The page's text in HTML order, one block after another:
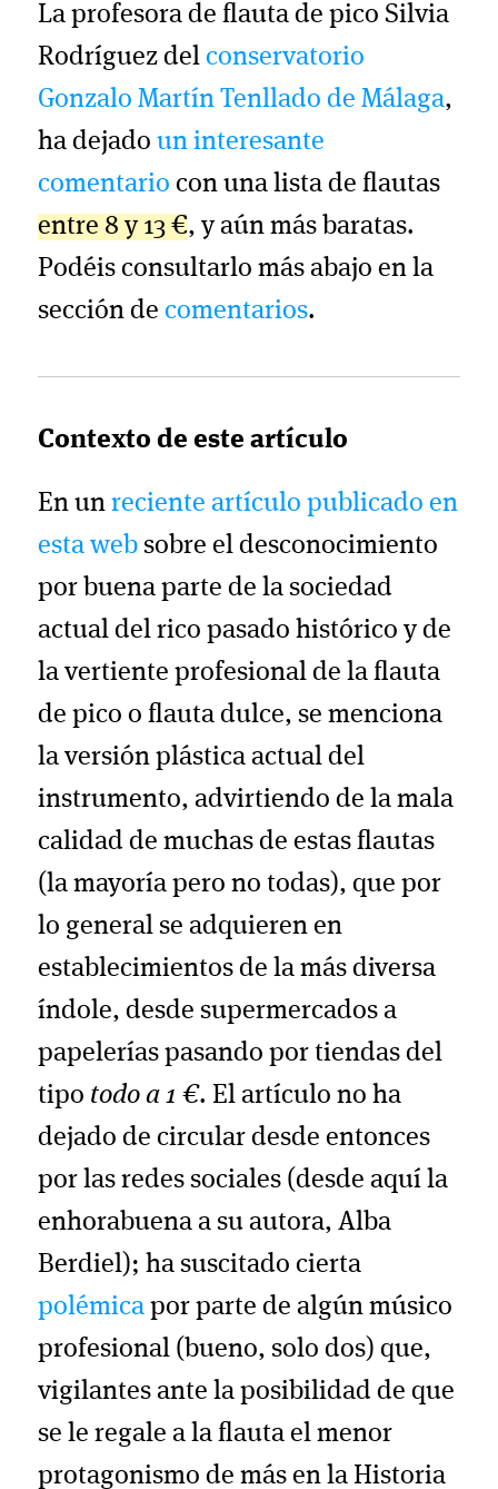
La profesora de flauta de pico Silvia
Rodríguez delconservatorio
Gonzalo Martín Tenllado de Málaga,
ha dejadoun interesante
comentario con una lista de flautas
entre 8 y 13 €, y aún más baratas.
Podéis consultarlo más abajo en la
sección decomentarios.
Contexto de este artículo
En unreciente artículo publicado en
esta web sobre el desconocimiento
por buena parte de la sociedad
actual del rico pasado histórico y de
la vertiente profesional de la flauta
de pico o flauta dulce, se menciona
la versión plástica actual del
instrumento, advirtiendo de la mala
calidad de muchas de estas flautas
(la mayoría pero no todas), que por
lo general se adquieren en
establecimientos de la más diversa
índole, desde supermercados a
papelerías pasando por tiendas del
tipo todo a 1 €. El artículo no ha
dejado de circular desde entonces
por las redes sociales (desde aquí la
enhorabuena a su autora, Alba
Berdiel); ha suscitado cierta
polémica por parte de algún músico
profesional (bueno, solo dos) que,
vigilantes ante la posibilidad de que
se le regale a la flauta el menor
protagonismo de más en la Historia